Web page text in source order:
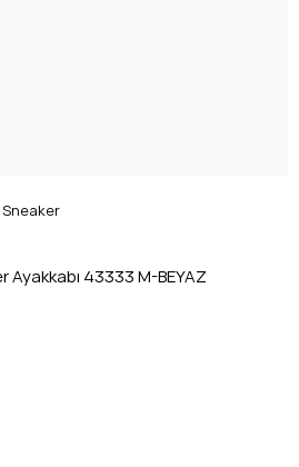
Sneaker
Ayakkabı 43333 M-BEYAZ